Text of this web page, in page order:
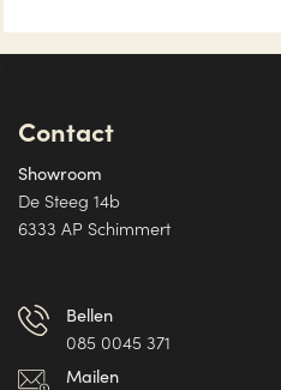
Contact
Showroom
De Steeg 14b
6333 AP Schimmert
Bellen
085 0045 371
Mailen